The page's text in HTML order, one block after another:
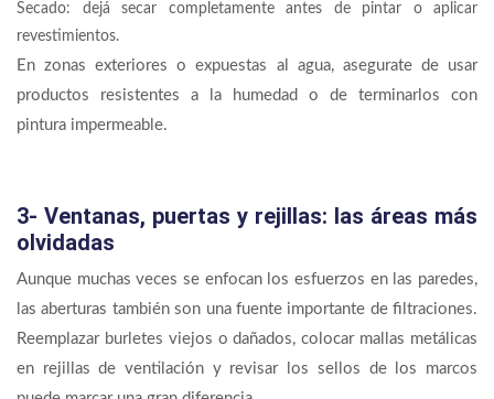
Secado: dejá secar completamente antes de pintar o aplicar
revestimientos.
En zonas exteriores o expuestas al agua, asegurate de usar
productos resistentes a la humedad o de terminarlos con
pintura impermeable.
3- Ventanas, puertas y rejillas: las áreas más
olvidadas
Aunque muchas veces se enfocan los esfuerzos en las paredes,
las aberturas también son una fuente importante de filtraciones.
Reemplazar burletes viejos o dañados, colocar mallas metálicas
en rejillas de ventilación y revisar los sellos de los marcos